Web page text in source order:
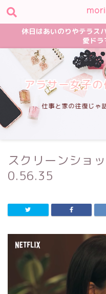
休日はあいのりやテラス
愛ドラ
アラサー女子
仕事と家の往復じゃ
スクリーンショ
0.56.35